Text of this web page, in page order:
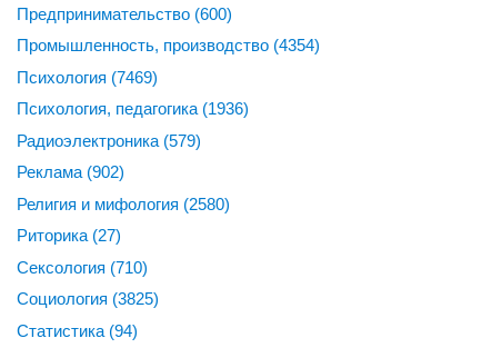
Предпринимательство (600)
Промышленность, производство (4354)
Психология (7469)
Психология, педагогика (1936)
Радиоэлектроника (579)
Реклама (902)
Религия и мифология (2580)
Риторика (27)
Сексология (710)
Социология (3825)
Статистика (94)